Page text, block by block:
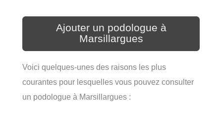
Ajouter un podologue à
Marsillargues
Voici quelques-unes des raisons les plus
courantes pour lesquelles vous pouvez consulter
un podologue à Marsillargues :